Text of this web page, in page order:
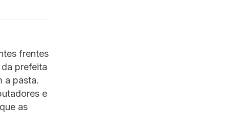
frentes
prefeita
a pasta.
e
as